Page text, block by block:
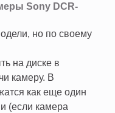
Sony DCR-
но по своему
на диске в
камеру. В
как еще один
(если камера